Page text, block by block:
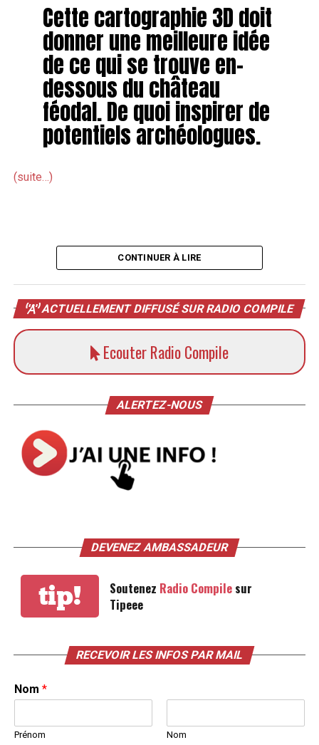
Cette cartographie 3D doit
donner une meilleure idée
de ce qui se trouve en-
dessous du château
féodal. De quoi inspirer de
potentiels archéologues.
(suite…)
CONTINUER À LIRE
ACTUELLEMENT DIFFUSÉ SUR RADIO COMPILE
Ecouter Radio Compile
ALERTEZ-NOUS
DEVENEZ AMBASSADEUR
tip! Soutenez Radio Compilesur
Tipeee
RECEVOIR LES INFOS PAR MAIL
Nom *
Prénom Nom